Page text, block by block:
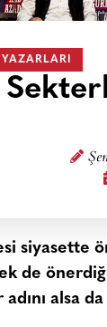
YAZARLARI
siyasette
de
alsa